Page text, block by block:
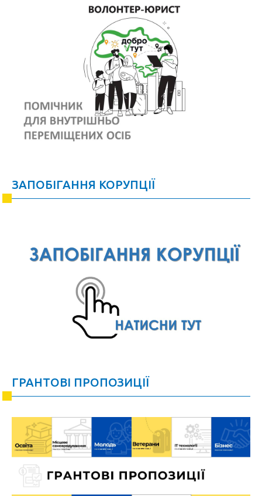
ЗАПОБІГАННЯ КОРУПЦІЇ
ГРАНТОВІ ПРОПОЗИЦІЇ